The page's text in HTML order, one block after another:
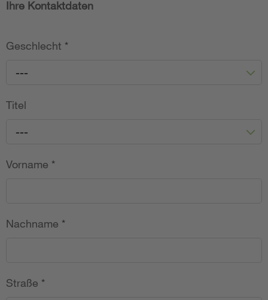
Ihre Kontaktdaten
Geschlecht *
---
Titel
---
Vorname *
Nachname *
Straße *